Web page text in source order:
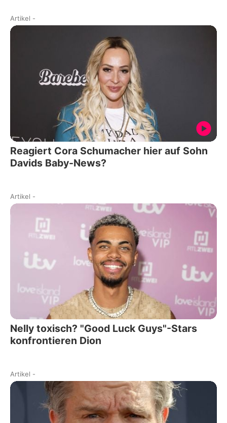
Artikel -
Reagiert Cora Schumacher hier auf Sohn
Davids Baby-News?
Artikel -
Nelly toxisch? "Good Luck Guys"-Stars
konfrontieren Dion
Artikel -